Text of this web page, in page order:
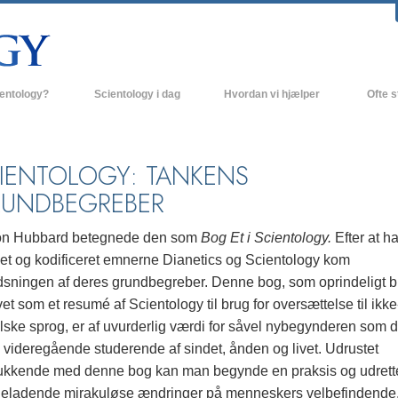
siger om Scientology
principper
Dianetics
–
Scientology i dag
Avancerede Organisationer
Freewinds
Bringer Scientology ud til hele verden
David Miscavige - Scientology
religionens kirkelige leder
Hvordan vi hjælper Ofte
TANKENS
Hubbard betegnede den som Bog Et i Scientology. Efter at
og kodificeret emnerne Dianetics og Scientology kom
af deres grundbegreber. Denne bog, som oprindeligt
som et resumé af Scientology til brug for oversættelse til
sprog, er af uvurderlig værdi for såvel nybegynderen som
videregående studerende af sindet, ånden og livet. Udrustet
med denne bog kan man begynde en praksis og
mirakuløse ændringer på menneskers velbefindende,